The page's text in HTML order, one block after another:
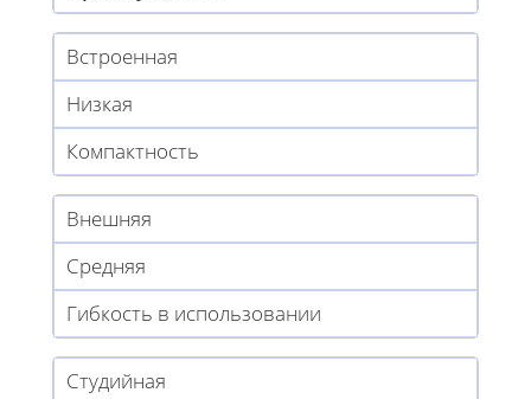
Встроенная
Низкая
Компактность
Внешняя
Средняя
Гибкость в использовании
Студийная